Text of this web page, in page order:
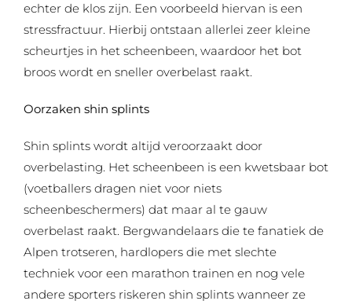
echter de klos zijn. Een voorbeeld hiervan is een
stressfractuur. Hierbij ontstaan allerlei zeer kleine
scheurtjes in het scheenbeen, waardoor het bot
broos wordt en sneller overbelast raakt.
Oorzaken shin splints
Shin splints wordt altijd veroorzaakt door
overbelasting. Het scheenbeen is een kwetsbaar bot
(voetballers dragen niet voor niets
scheenbeschermers) dat maar al te gauw
overbelast raakt. Bergwandelaars die te fanatiek de
Alpen trotseren, hardlopers die met slechte
techniek voor een marathon trainen en nog vele
andere sporters riskeren shin splints wanneer ze